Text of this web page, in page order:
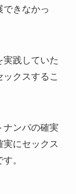
できなかっ
実践していた
クスするこ
ナンパの確実
にセックス
。